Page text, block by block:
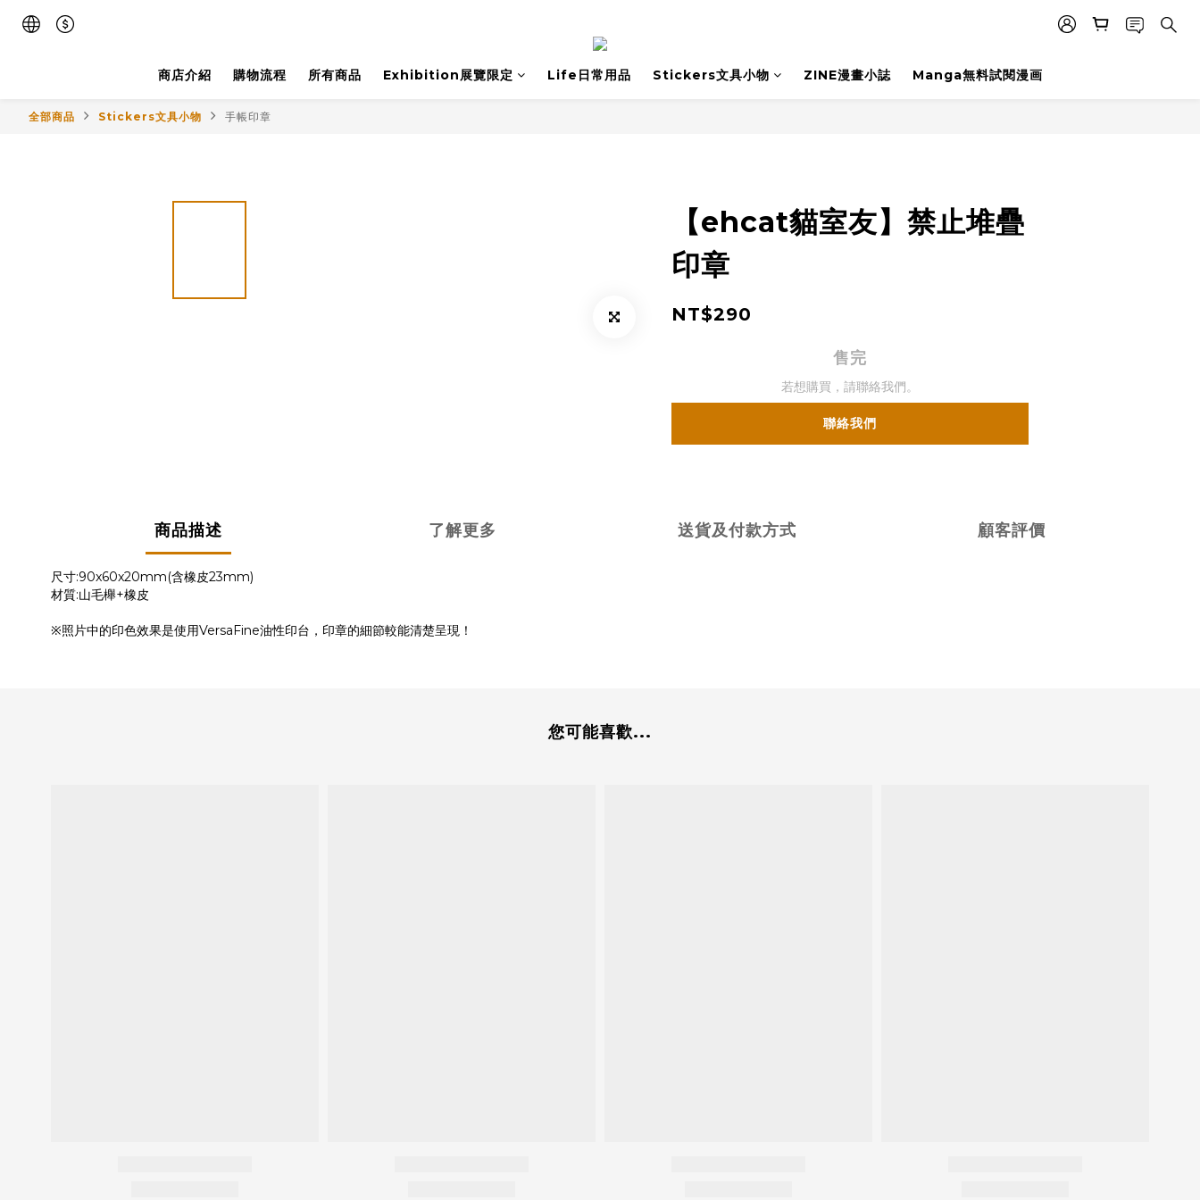
商店介紹 購物流程 所有商品 Exhibition展覽限定 Life日常用品 Stickers文具小物 ZINE漫畫小誌 Manga無料試閱漫画
全部商品 Stickers文具小物 手帳印章
【ehcat貓室友】禁止堆疊
印章
NT$290
售完
若想購買，請聯絡我們。
聯絡我們
商品描述 了解更多 送貨及付款方式 顧客評價
尺寸:90x60x20mm(含橡皮23mm)
材質:山毛櫸+橡皮
※照片中的印色效果是使用VersaFine油性印台，印章的細節較能清楚呈現！
您可能喜歡...